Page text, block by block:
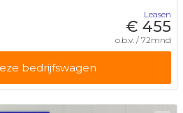
Leasen
€ 455
o.b.v. / 72mnd
bedrijfswagen